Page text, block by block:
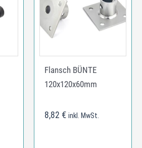
Flansch BÜNTE
120x120x60mm
8,82 € inkl. MwSt.